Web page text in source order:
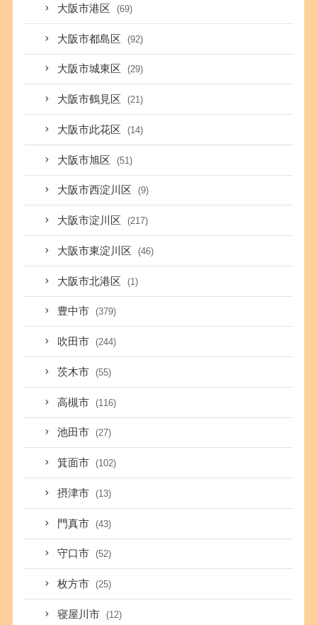
大阪市港区 (69)
大阪市都島区 (92)
大阪市城東区 (29)
大阪市鶴見区 (21)
大阪市此花区 (14)
大阪市旭区 (51)
大阪市西淀川区 (9)
大阪市淀川区 (217)
大阪市東淀川区 (46)
大阪市北港区 (1)
豊中市 (379)
吹田市 (244)
茨木市 (55)
高槻市 (116)
池田市 (27)
箕面市 (102)
摂津市 (13)
門真市 (43)
守口市 (52)
枚方市 (25)
寝屋川市 (12)